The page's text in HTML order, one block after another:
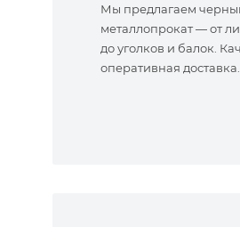
Мы предлагаем
металлопрокат — от
до уголков и балок.
оперативная доставка.